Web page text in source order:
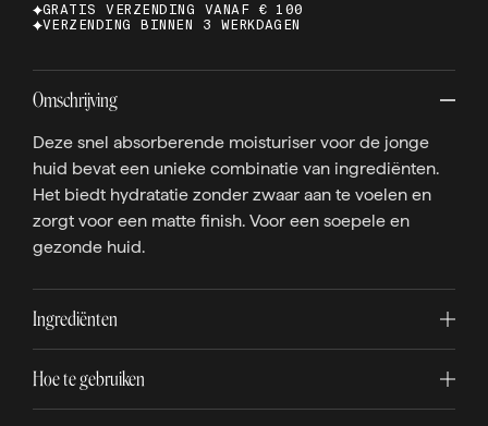
GRATIS VERZENDING VANAF € 100
VERZENDING BINNEN 3 WERKDAGEN
Omschrijving
Deze snel absorberende moisturiser voor de jonge
huid bevat een unieke combinatie van ingrediënten.
Het biedt hydratatie zonder zwaar aan te voelen en
zorgt voor een matte finish. Voor een soepele en
gezonde huid.
Ingrediënten
Hoe te gebruiken